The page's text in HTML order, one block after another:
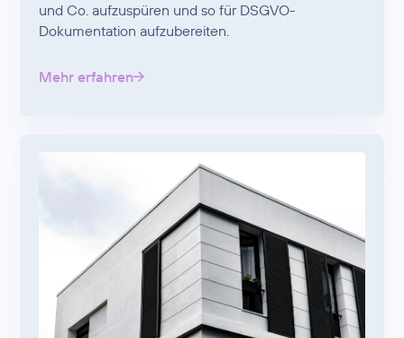
und Co. aufzuspüren und so für DSGVO-
Dokumentation aufzubereiten.
Mehr erfahren